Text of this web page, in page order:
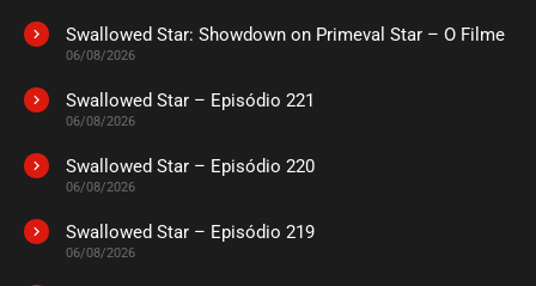
ASSISTIDO
ASSISTIDO
EPISÓDIO 05
EPISÓDIO 04
agosto 30, 2020
Swallowed Star: Showdown on Primeval Star – O Filme
06/08/2026
Swallowed Star – Episódio 221
06/08/2026
Swallowed Star – Episódio 220
06/08/2026
Swallowed Star – Episódio 219
06/08/2026